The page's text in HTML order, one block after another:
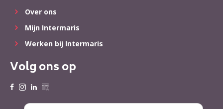
Over ons
Mijn Intermaris
Werken bij Intermaris
Volg ons op